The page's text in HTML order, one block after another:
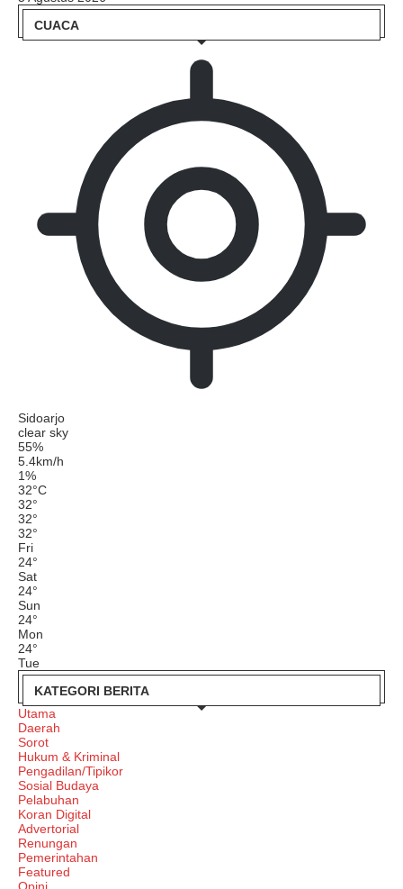
CUACA
Sidoarjo
clear sky
55%
5.4km/h
1%
32°C
32°
32°
32°
Fri
24°
Sat
24°
Sun
24°
Mon
24°
Tue
KATEGORI BERITA
Utama
Daerah
Sorot
Hukum & Kriminal
Pengadilan/Tipikor
Sosial Budaya
Pelabuhan
Koran Digital
Advertorial
Renungan
Pemerintahan
Featured
Opini